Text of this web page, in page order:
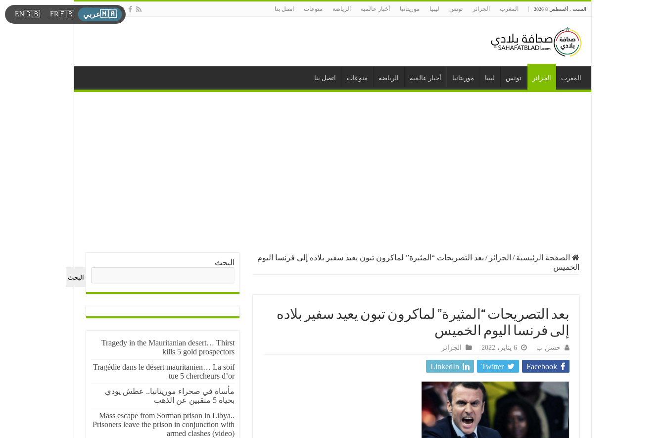
السبت , أغسطس 8 2026 المغرب الجزائر تونس ليبيا موريتانيا أخبار عالمية الرياضة منوعات اتصل بنا
المغرب الجزائر تونس ليبيا موريتانيا أخبار عالمية الرياضة منوعات اتصل بنا
الصفحة الرئيسية / الجزائر / بعد التصريحات “المثيرة” لماكرون تبون يعيد سفير بلاده إلى فرنسا اليوم
الخميس
بعد التصريحات “المثيرة” لماكرون تبون يعيد سفير بلاده
إلى فرنسا اليوم الخميس
حسن ب 6 يناير، 2022 الجزائر
Facebook
Twitter
LinkedIn
البحث
البحث
Tragedy in the Mauritanian desert… Thirst
kills 5 gold prospectors
Tragédie dans le désert mauritanien… La soif
tue 5 chercheurs d’or
مأساة في صحراء موريتانيا.. عطش يودي
بحياة 5 منقبين عن الذهب
Mass escape from Sorman prison in Libya..
Prisoners leave the prison in conjunction with
armed clashes (video)
🇲🇦عربي 🇫🇷
FR
🇬🇧
EN